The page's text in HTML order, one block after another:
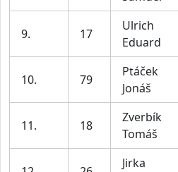
9. 17
Ulrich
Eduard
10. 79
Ptáček
Jonáš
11. 18
Zverbík
Tomáš
Jirka